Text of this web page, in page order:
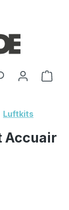
Luftkits
Accuair